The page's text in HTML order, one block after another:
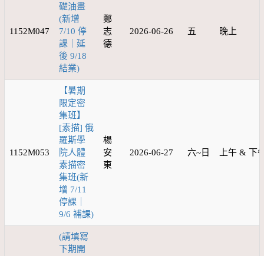
1152M047
礎油畫
(新增
7/10 停
課｜延
後 9/18
結業)
鄭
志
德
2026-06-26 五 晚上
1152M053
【暑期
限定密
集班】
[素描] 俄
羅斯學
院人體
素描密
集班(新
增 7/11
停課｜
9/6 補課)
楊
安
東
2026-06-27 六~日 上午 & 下
(請填寫
下期開